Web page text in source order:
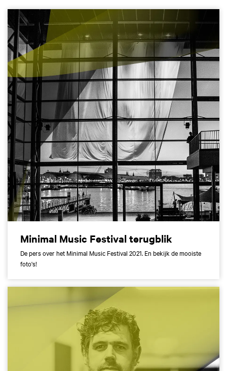
Minimal Music Festival terugblik
De pers over het Minimal Music Festival 2021. En bekijk de mooiste
foto's!